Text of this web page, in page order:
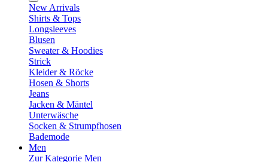
New Arrivals
Shirts & Tops
Longsleeves
Blusen
Sweater & Hoodies
Strick
Kleider & Röcke
Hosen & Shorts
Jeans
Jacken & Mäntel
Unterwäsche
Socken & Strumpfhosen
Bademode
Men
Zur Kategorie Men